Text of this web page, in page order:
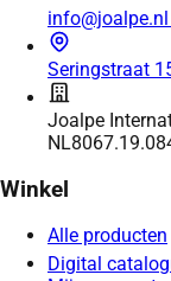
info@joalpe.nl
Seringstraat
Joalpe
Winkel
Alle producten
Digital